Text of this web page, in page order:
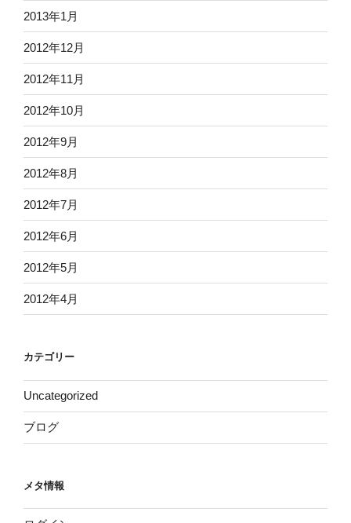
2013年1月
2012年12月
2012年11月
2012年10月
2012年9月
2012年8月
2012年7月
2012年6月
2012年5月
2012年4月
カテゴリー
Uncategorized
ブログ
メタ情報